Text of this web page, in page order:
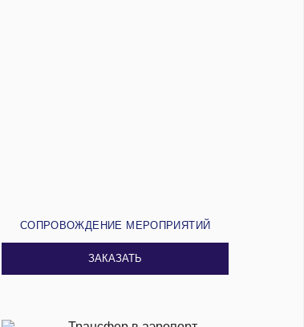
СОПРОВОЖДЕНИЕ МЕРОПРИЯТИЙ
ЗАКАЗАТЬ